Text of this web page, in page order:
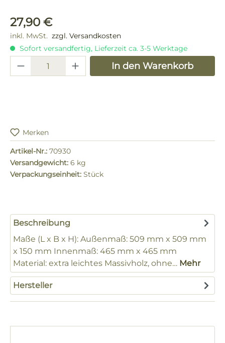
Regulärer Preis:
27,90 €
inkl. MwSt. zzgl. Versandkosten
Sofort versandfertig, Lieferzeit ca. 3-5 Werktage
Produkt Anzahl: Gib denIn den Warenkorb
Merken
Artikel-Nr.: 70930
Versandgewicht: 6 kg
Verpackungseinheit: Stück
Beschreibung
Maße (L x B x H): Außenmaß: 509 mm x 509 mm
x 150 mm Innenmaß: 465 mm x 465 mm
Material: extra leichtes Massivholz, ohne… Mehr
Hersteller